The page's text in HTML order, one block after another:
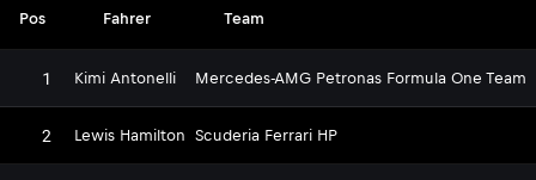
Pos Fahrer Team
1 Kimi Antonelli Mercedes-AMG Petronas Formula One Team
2 Lewis Hamilton Scuderia Ferrari HP